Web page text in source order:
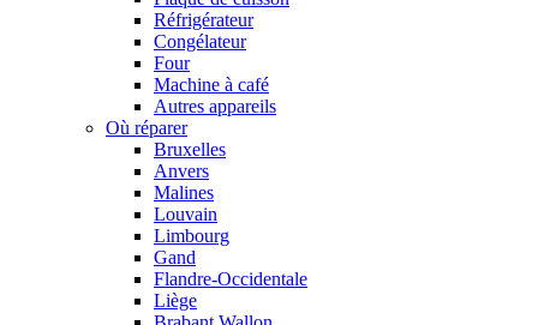
Réfrigérateur
Congélateur
Four
Machine à café
Autres appareils
Où réparer
Bruxelles
Anvers
Malines
Louvain
Limbourg
Gand
Flandre-Occidentale
Liège